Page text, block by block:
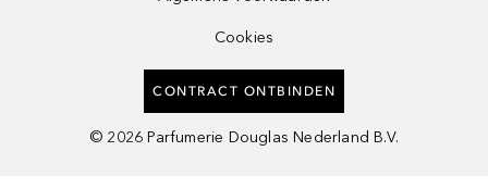
Cookies
CONTRACT ONTBINDEN
© 2026 Parfumerie Douglas Nederland B.V.